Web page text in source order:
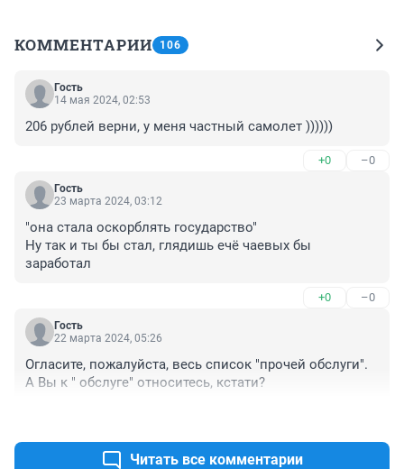
КОММЕНТАРИИ 106
Гость
14 мая 2024, 02:53
206 рублей верни, у меня частный самолет ))))))
+0 –0
Гость
23 марта 2024, 03:12
"она стала оскорблять государство"
Ну так и ты бы стал, глядишь ечё чаевых бы
заработал
+0 –0
Гость
22 марта 2024, 05:26
Огласите, пожалуйста, весь список "прочей обслуги".
А Вы к " обслуге" относитесь, кстати?
Читать все комментарии